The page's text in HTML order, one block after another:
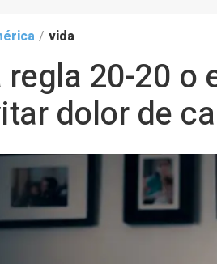
/ vida
regla 20-20
dolor de